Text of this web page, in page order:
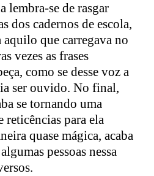
lembra-se de rasgar
dos cadernos de escola,
que carregava no
vezes as frases
como se desse voz a
ser ouvido. No final,
se tornando uma
reticências para ela
quase mágica, acaba
pessoas nessa